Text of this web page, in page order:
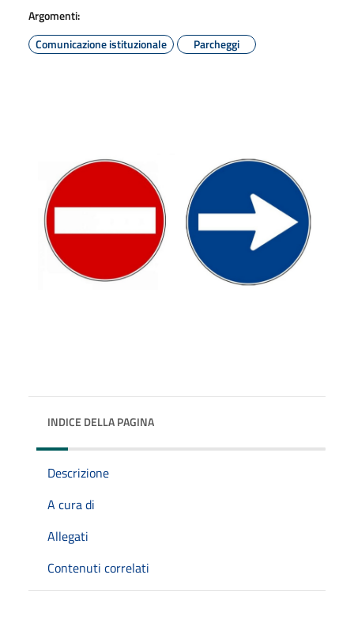
Argomenti:
Comunicazione istituzionale
Parcheggi
INDICE DELLA PAGINA
Descrizione
A cura di
Allegati
Contenuti correlati